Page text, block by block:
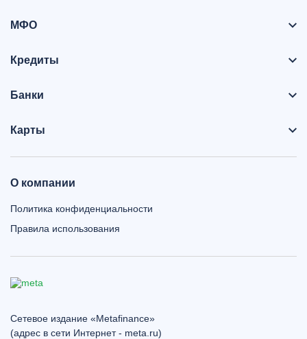
МФО
Кредиты
Банки
Карты
О компании
Политика конфиденциальности
Правила использования
Сетевое издание «Metafinance»
(адрес в сети Интернет - meta.ru)